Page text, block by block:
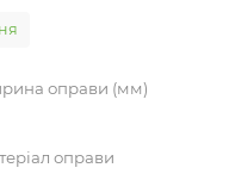
оправи (мм)
оправи